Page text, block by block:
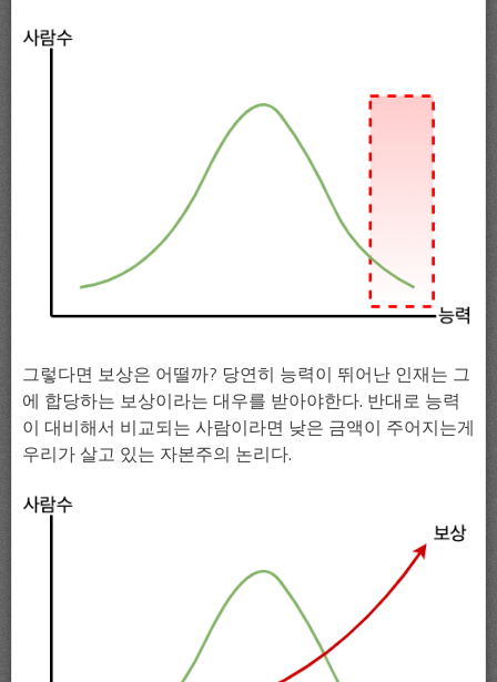
그렇다면 보상은 어떨까? 당연히 능력이 뛰어난 인재는 그
에 합당하는 보상이라는 대우를 받아야한다. 반대로 능력
이 대비해서 비교되는 사람이라면 낮은 금액이 주어지는게
우리가 살고 있는 자본주의 논리다.